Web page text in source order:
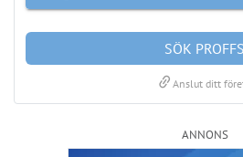
LÄS BRF-
Nyhetsbrev